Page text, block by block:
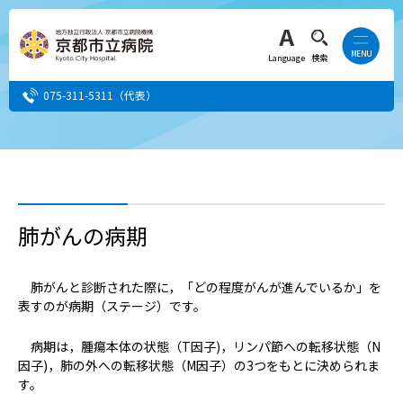
Language 検索
075-311-5311 （代表）
当院へ就職希望の方
事業者・その他の方
肺がんの病期
肺がんと診断された際に，「どの程度がんが進んでいるか」を
表すのが病期（ステージ）です。
病期は，腫瘍本体の状態（T因子)，リンパ節への転移状態（N
因子)，肺の外への転移状態（M因子）の3つをもとに決められま
す。